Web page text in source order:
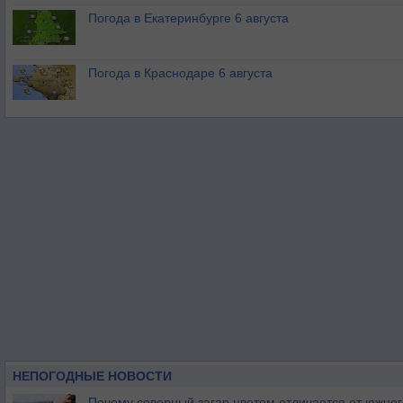
Погода в Екатеринбурге 6 августа
Погода в Краснодаре 6 августа
НЕПОГОДНЫЕ НОВОСТИ